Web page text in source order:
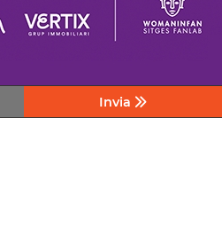
Invia